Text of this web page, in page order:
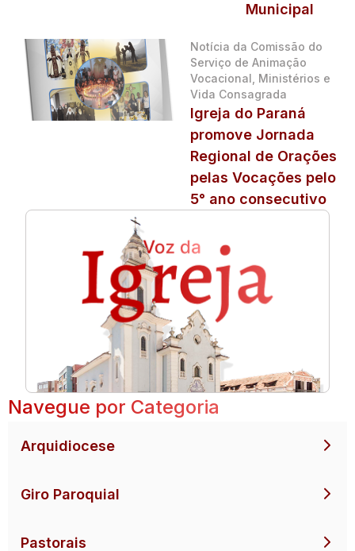
Municipal
Notícia da Comissão do
Serviço de Animação
Vocacional, Ministérios e
Vida Consagrada
Igreja do Paraná
promove Jornada
Regional de Orações
pelas Vocações pelo
5° ano consecutivo
Navegue por Categoria
Arquidiocese
Giro Paroquial
Pastorais